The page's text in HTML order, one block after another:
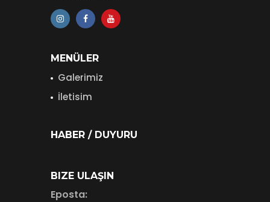
MENÜLER
Galerimiz
İletisim
HABER / DUYURU
BIZE ULAŞIN
Eposta: